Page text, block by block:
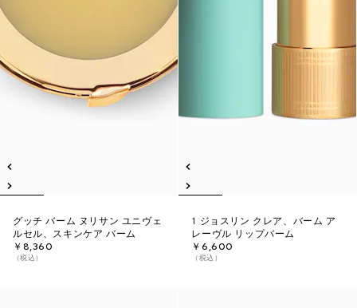
グッチ バーム ヌリサン ユニヴェ
ルセル、スキンケア バーム
￥8,360
（税込）
1 ジョスリン クレア、バーム ア
レーヴル リップバーム
￥6,600
（税込）